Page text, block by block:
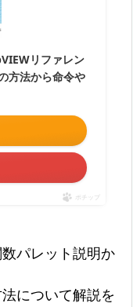
リファレン
方法から命令や
ポチップ
パレット説明か
について解説を